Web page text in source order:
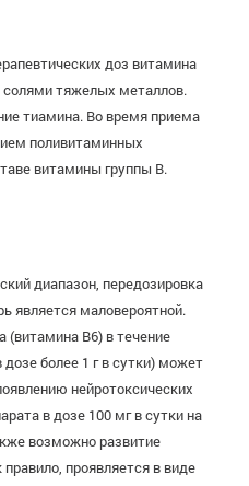
доз витамина
тяжелых металлов.
тиамина. Во время приема
поливитаминных
витамины группы В.
диапазон, передозировка
является маловероятной.
(витамина В6) в течение
более 1 г в сутки) может
нейротоксических
в дозе 100 мг в сутки на
возможно развитие
проявляется в виде